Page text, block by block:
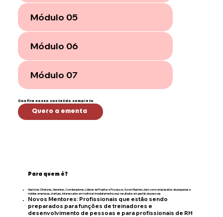
Módulo 05
Módulo 06
Módulo 07
Confira nosso conteúdo completo
Quero a ementa
Para quem é?
Gestores: Diretores, Gerentes, Coordenadores, Líderes de Projetos e Processos, Scrum Masters, bem como empresários de pequenas e
médias empresas, startups, interessados em melhorar imediatamente seus resultados em gestão de pessoas.
Novos Mentores: Profissionais que estão sendo
preparados para funções de treinadores e
desenvolvimento de pessoas e para profissionais de RH